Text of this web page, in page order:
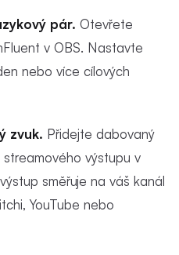
pár. Otevřete
v OBS. Nastavte
nebo více cílových
zvuk. Přidejte dabovaný
výstupu v
směřuje na váš kanál
YouTube nebo